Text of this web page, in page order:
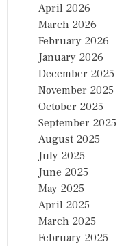
April 2026
March 2026
February 2026
January 2026
December 2025
November 2025
October 2025
September 2025
August 2025
July 2025
June 2025
May 2025
April 2025
March 2025
February 2025